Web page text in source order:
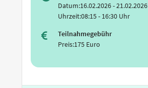
Datum:16.02.2026 - 21.02.2026
Uhrzeit:08:15 - 16:30 Uhr
Teilnahmegebühr
Preis:175 Euro